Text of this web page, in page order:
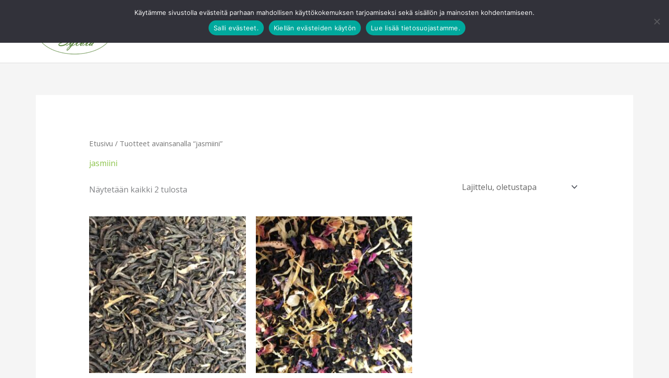
Etusivu
Verkkokauppa Elämykset Tilauskakut Teevisa
Etusivu / Tuotteet avainsanalla “jasmiini”
jasmiini
Näytetään kaikki 2 tulosta
Käytämme sivustolla evästeitä parhaan mahdollisen käyttökokemuksen tarjoamiseksi sekä sisällön ja mainosten kohdentamiseen.
Salli evästeet.
Kiellän evästeiden käytön Lue lisää tietosuojastamme.